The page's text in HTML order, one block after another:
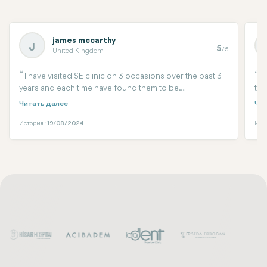
J
james mccarthy
United Kingdom 5/5
I have visited SE clinic on 3 occasions over the past 3
years and each time have found them to be
professional, very friendly and most importantly the
anywhere. Seda is fantastic at what she does and her
История :19/08/2024